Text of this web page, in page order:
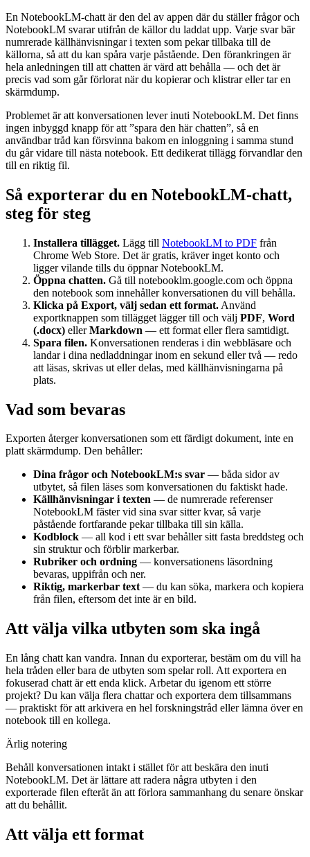
En NotebookLM-chatt är den del av appen där du ställer frågor och
NotebookLM svarar utifrån de källor du laddat upp. Varje svar bär
numrerade källhänvisningar i texten som pekar tillbaka till de
källorna, så att du kan spåra varje påstående. Den förankringen är
hela anledningen till att chatten är värd att behålla — och det är
precis vad som går förlorat när du kopierar och klistrar eller tar en
skärmdump.
Problemet är att konversationen lever inuti NotebookLM. Det finns
ingen inbyggd knapp för att ”spara den här chatten”, så en
användbar tråd kan försvinna bakom en inloggning i samma stund
du går vidare till nästa notebook. Ett dedikerat tillägg förvandlar den
till en riktig fil.
Så exporterar du en NotebookLM-chatt,
steg för steg
Installera tillägget. Lägg till NotebookLM to PDF från
Chrome Web Store. Det är gratis, kräver inget konto och
ligger vilande tills du öppnar NotebookLM.
Öppna chatten. Gå till notebooklm.google.com och öppna
den notebook som innehåller konversationen du vill behålla.
Klicka på Export, välj sedan ett format. Använd
exportknappen som tillägget lägger till och välj PDF, Word
(.docx) ellerMarkdown — ett format eller flera samtidigt.
Spara filen. Konversationen renderas i din webbläsare och
landar i dina nedladdningar inom en sekund eller två — redo
att läsas, skrivas ut eller delas, med källhänvisningarna på
plats.
Vad som bevaras
Exporten återger konversationen som ett färdigt dokument, inte en
platt skärmdump. Den behåller:
Dina frågor och NotebookLM:s svar — båda sidor av
utbytet, så filen läses som konversationen du faktiskt hade.
Källhänvisningar i texten — de numrerade referenser
NotebookLM fäster vid sina svar sitter kvar, så varje
påstående fortfarande pekar tillbaka till sin källa.
Kodblock — all kod i ett svar behåller sitt fasta breddsteg och
sin struktur och förblir markerbar.
Rubriker och ordning — konversationens läsordning
bevaras, uppifrån och ner.
Riktig, markerbar text— du kan söka, markera och kopiera
från filen, eftersom det inte är en bild.
Att välja vilka utbyten som ska ingå
En lång chatt kan vandra. Innan du exporterar, bestäm om du vill ha
hela tråden eller bara de utbyten som spelar roll. Att exportera en
fokuserad chatt är ett enda klick. Arbetar du igenom ett större
projekt? Du kan välja flera chattar och exportera dem tillsammans
— praktiskt för att arkivera en hel forskningstråd eller lämna över en
notebook till en kollega.
Ärlig notering
Behåll konversationen intakt i stället för att beskära den inuti
NotebookLM. Det är lättare att radera några utbyten i den
exporterade filen efteråt än att förlora sammanhang du senare önskar
att du behållit.
Att välja ett format